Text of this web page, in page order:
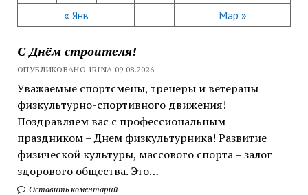
« Янв Мар »
С Днём строителя!
ОПУБЛИКОВАНО IRINA 09.08.2026
Уважаемые спортсмены, тренеры и ветераны
физкультурно-спортивного движения!
Поздравляем вас с профессиональным
праздником – Днем физкультурника! Развитие
физической культуры, массового спорта – залог
здорового общества. Это…
Оставить коментарий